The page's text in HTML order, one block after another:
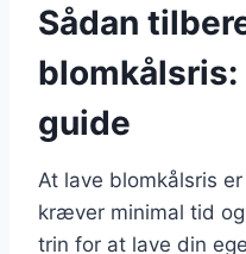
Sådan
guide
At lave blomkålsris
kræver minimal tid
trin for at lave din